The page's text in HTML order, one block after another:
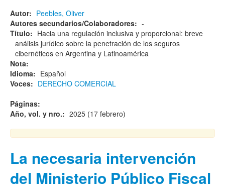
Autor: Peebles, Oliver
Autores secundarios/Colaboradores: -
Título: Hacia una regulación inclusiva y proporcional: breve
análisis jurídico sobre la penetración de los seguros
cibernéticos en Argentina y Latinoamérica
Nota:
Idioma: Español
Voces: DERECHO COMERCIAL
Páginas:
Año, vol. y nro.: 2025 (17 febrero)
La necesaria intervención
del Ministerio Público Fiscal